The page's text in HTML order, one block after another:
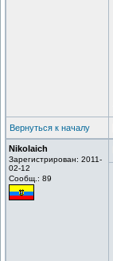
Вернуться к началу
Nikolaich
Зарегистрирован: 2011-
02-12
Сообщ.: 89